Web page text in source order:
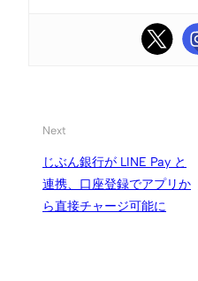
Next
じぶん銀行が LINE Pay と
連携、口座登録でアプリか
ら直接チャージ可能に